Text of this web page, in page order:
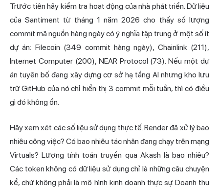
Trước tiên hãy kiểm tra hoạt động của nhà phát triển. Dữ liệu
của Santiment từ tháng 1 năm 2026 cho thấy số lượng
commit mã nguồn hàng ngày có ý nghĩa tập trung ở một số ít
dự án: Filecoin (349 commit hàng ngày), Chainlink (211),
Internet Computer (200), NEAR Protocol (73). Nếu một dự
án tuyên bố đang xây dựng cơ sở hạ tầng AI nhưng kho lưu
trữ GitHub của nó chỉ hiển thị 3 commit mỗi tuần, thì có điều
gì đó không ổn.
Hãy xem xét các số liệu sử dụng thực tế. Render đã xử lý bao
nhiêu công việc? Có bao nhiêu tác nhân đang chạy trên mạng
Virtuals? Lượng tính toán truyền qua Akash là bao nhiêu?
Các token không có dữ liệu sử dụng chỉ là những câu chuyện
kể, chứ không phải là mô hình kinh doanh thực sự. Doanh thu